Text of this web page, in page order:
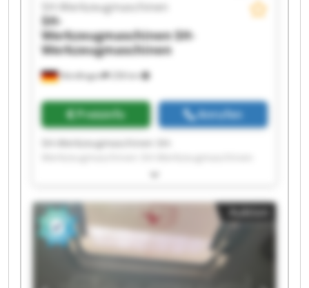
Nördlingen 258 km
SH-Werkzeugmaschinen
SH-
WerkzeugmaschinenSH-
Werkzeugmaschinen
Preisinfo Anrufen
SH-Werkzeugmaschinen SH-
SH-Werkzeugmaschinen SH-
SH-Werkzeugmaschinen SH-
Werkzeugmaschinen SH-Werkzeugmaschinen
SH-Werkzeugmaschinen SH-
Werkzeugmaschinen SH-Werkzeugmaschinen
SH-Werkzeugmaschinen SH-
Werkzeugmaschinen SH-Werkzeugmaschinen